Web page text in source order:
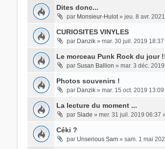
Dites donc...
par Monsieur-Hulot» jeu. 8 avr.
CURIOSITES VINYLES
par Danzik» mar. 30 juil. 2019
Le morceau Punk Rock du jour
par Susan Ballion » mar. 3 déc.
Photos souvenirs !
par Danzik» mar. 15 oct. 2019
La lecture du moment ...
par Slade » mer. 31 juil. 2019 06:37
Céki ?
par Unserious Sam» sam. 1 mai